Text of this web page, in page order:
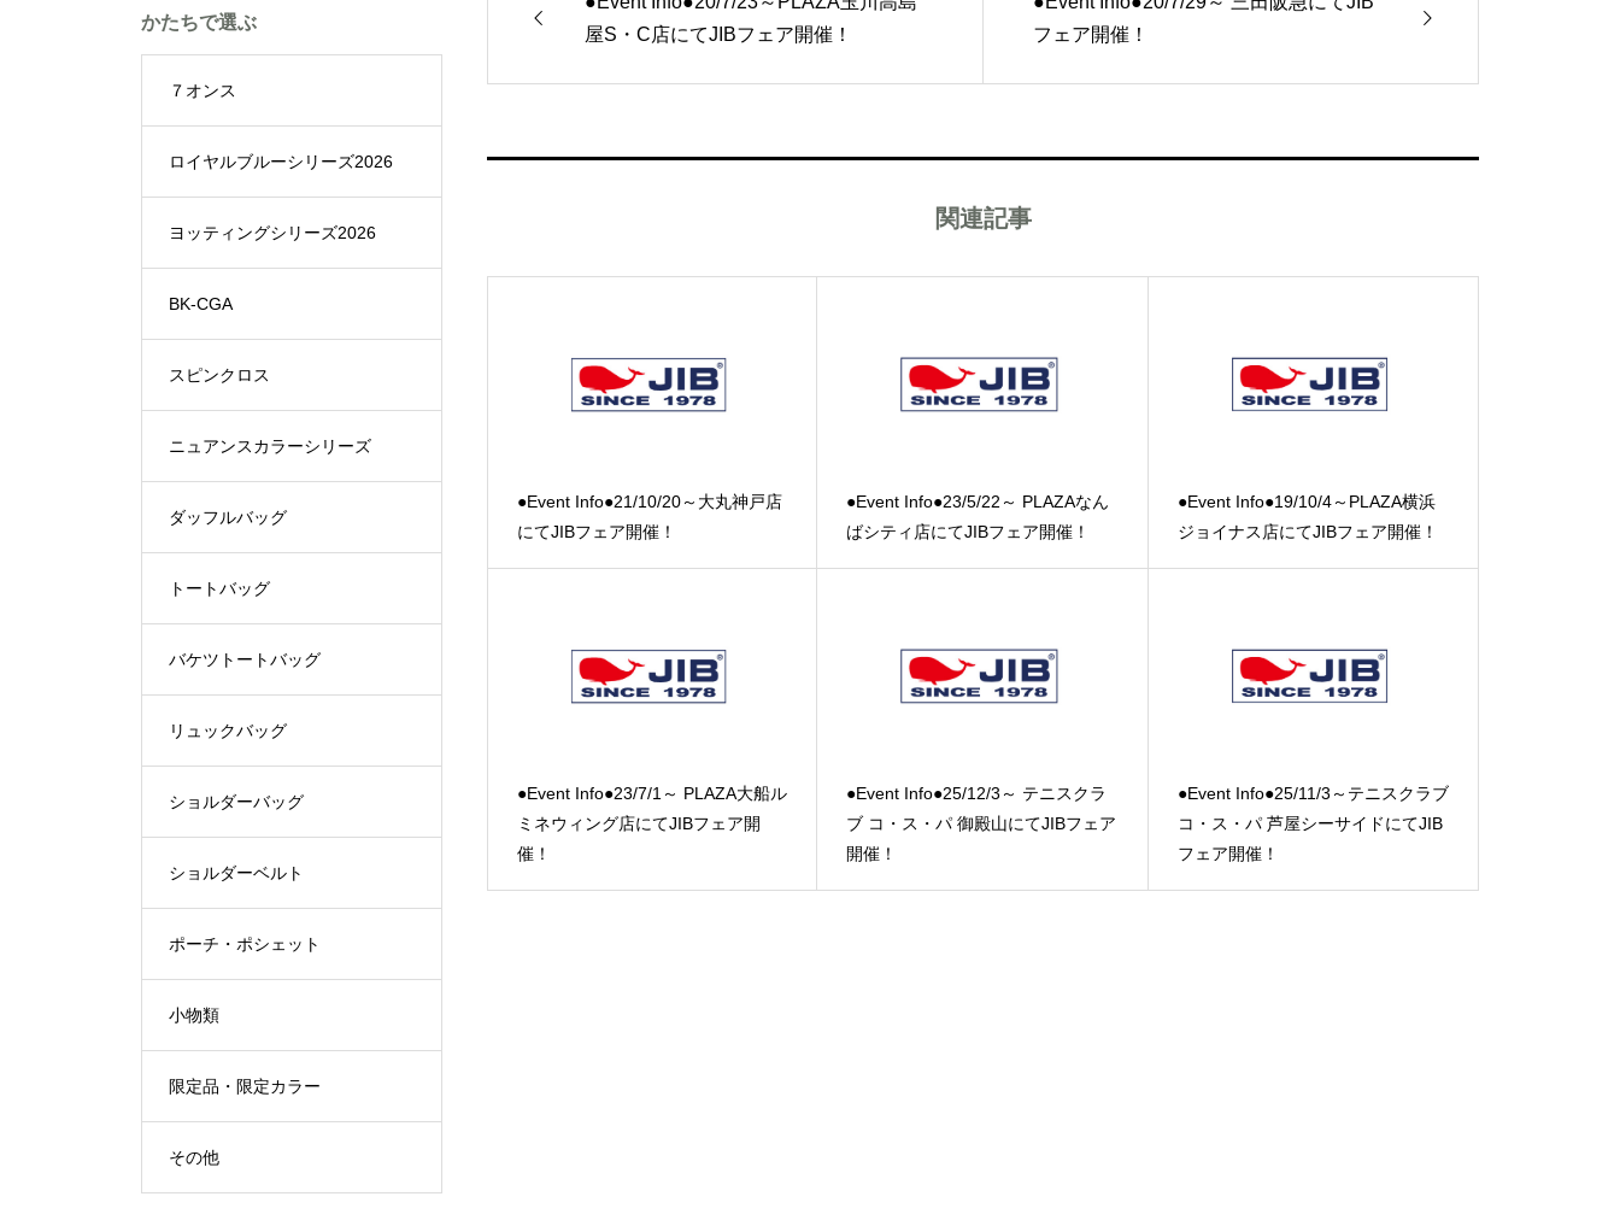
屋S・C店にてJIBフェア開催！
フェア開催！
関連記事
●Event Info●21/10/20～大丸神戸店
にてJIBフェア開催！
●Event Info●23/5/22～ PLAZAなん
ばシティ店にてJIBフェア開催！
●Event Info●19/10/4～PLAZA横浜
ジョイナス店にてJIBフェア開催！
●Event Info●23/7/1～ PLAZA大船ル
ミネウィング店にてJIBフェア開
催！
●Event Info●25/12/3～ テニスクラ
ブ コ・ス・パ 御殿山にてJIBフェア
開催！
●Event Info●25/11/3～テニスクラブ
コ・ス・パ 芦屋シーサイドにてJIB
フェア開催！
かたちで選ぶ
７オンス
ロイヤルブルーシリーズ2026
ヨッティングシリーズ2026
BK-CGA
スピンクロス
ニュアンスカラーシリーズ
ダッフルバッグ
トートバッグ
バケツトートバッグ
リュックバッグ
ショルダーバッグ
ショルダーベルト
ポーチ・ポシェット
小物類
限定品・限定カラー
その他